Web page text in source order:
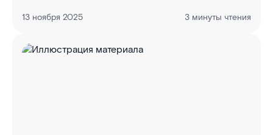
13 ноября 2025 3 минуты чтения